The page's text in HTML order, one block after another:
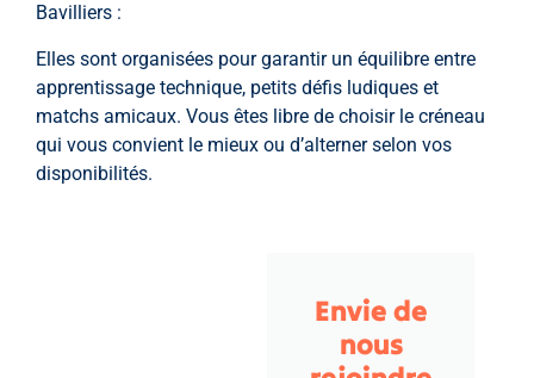
Bavilliers :
Elles sont organisées pour garantir un équilibre entre
apprentissage technique, petits défis ludiques et
matchs amicaux. Vous êtes libre de choisir le créneau
qui vous convient le mieux ou d’alterner selon vos
disponibilités.
Envie de
nous